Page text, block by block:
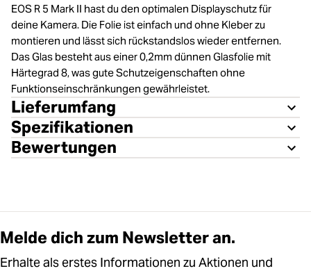
EOS R 5 Mark II hast du den optimalen Displayschutz für
deine Kamera. Die Folie ist einfach und ohne Kleber zu
montieren und lässt sich rückstandslos wieder entfernen.
Das Glas besteht aus einer 0,2mm dünnen Glasfolie mit
Härtegrad 8, was gute Schutzeigenschaften ohne
Funktionseinschränkungen gewährleistet.
Lieferumfang
Spezifikationen
Bewertungen
Melde dich zum Newsletter an.
Erhalte als erstes Informationen zu Aktionen und